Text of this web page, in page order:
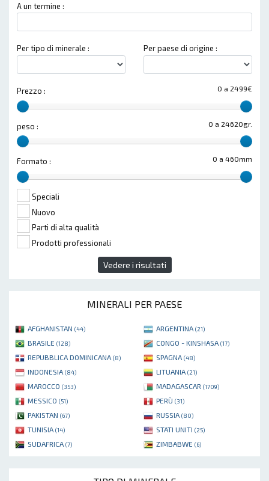
A un termine :
Per tipo di minerale : Per paese di origine :
0 a 2499€
Prezzo :
0 a 24620gr.
peso :
0 a 460mm
Formato :
Speciali
Nuovo
Parti di alta qualità
Prodotti professionali
Vedere i risultati
MINERALI PER PAESE
AFGHANISTAN (44) ARGENTINA (21)
BRASILE (128) CONGO - KINSHASA (17)
REPUBBLICA DOMINICANA (8) SPAGNA (48)
INDONESIA (84) LITUANIA (21)
MAROCCO (353) MADAGASCAR (1709)
MESSICO (51) PERÙ (31)
PAKISTAN (67) RUSSIA (80)
TUNISIA (14) STATI UNITI (25)
SUDAFRICA (7) ZIMBABWE (6)